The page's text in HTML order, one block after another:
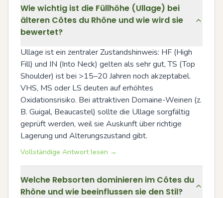
Wie wichtig ist die Füllhöhe (Ullage) bei
älteren Côtes du Rhône und wie wird sie
bewertet?
Ullage ist ein zentraler Zustandshinweis: HF (High
Fill) und IN (Into Neck) gelten als sehr gut, TS (Top
Shoulder) ist bei >15–20 Jahren noch akzeptabel.
VHS, MS oder LS deuten auf erhöhtes
Oxidationsrisiko. Bei attraktiven Domaine-Weinen (z.
B. Guigal, Beaucastel) sollte die Ullage sorgfältig
geprüft werden, weil sie Auskunft über richtige
Lagerung und Alterungszustand gibt.
Vollständige Antwort lesen →
Welche Rebsorten dominieren im Côtes du
Rhône und wie beeinflussen sie den Stil?